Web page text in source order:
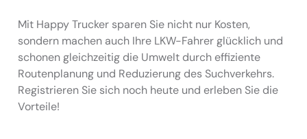
Mit Happy Trucker sparen Sie nicht nur Kosten,
sondern machen auch Ihre LKW-Fahrer glücklich und
schonen gleichzeitig die Umwelt durch effiziente
Routenplanung und Reduzierung des Suchverkehrs.
Registrieren Sie sich noch heute und erleben Sie die
Vorteile!